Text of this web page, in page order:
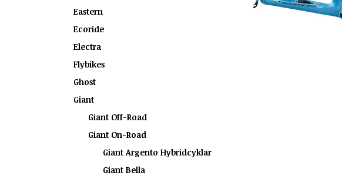
Eastern
Ecoride
Electra
Flybikes
Ghost
Giant
Giant Off-Road
Giant On-Road
Giant Argento Hybridcyklar
Giant Bella